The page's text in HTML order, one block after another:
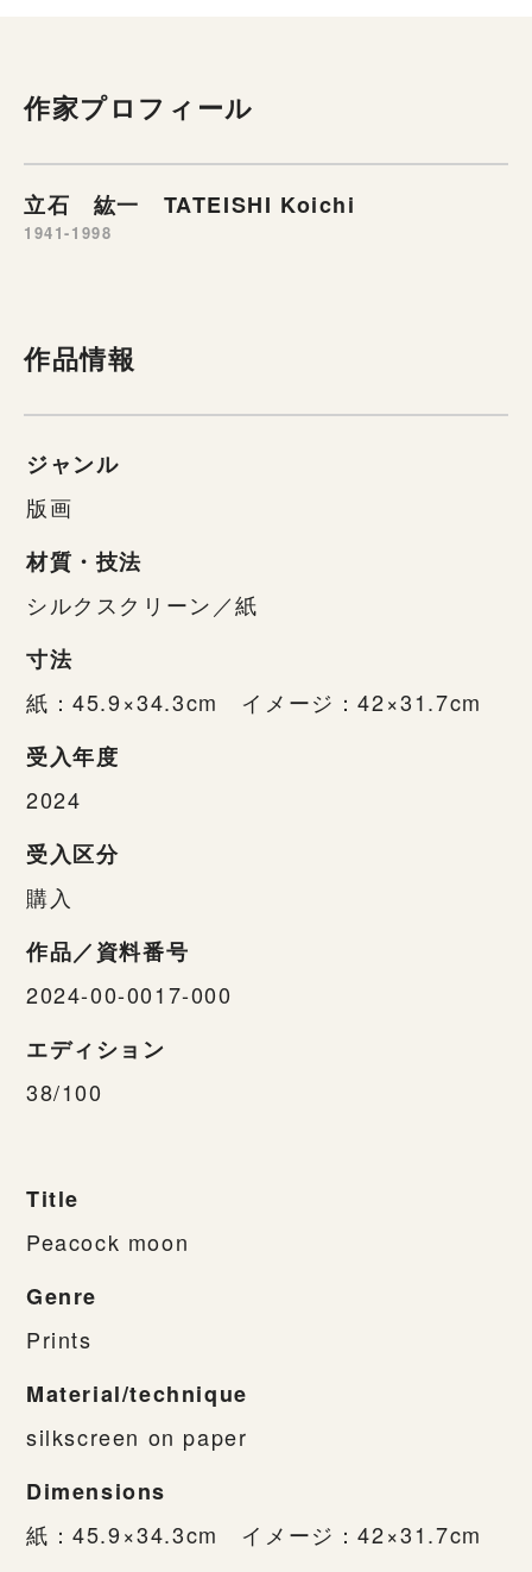
作家プロフィール
立石 紘一 TATEISHI Koichi
1941-1998
作品情報
ジャンル
版画
材質・技法
シルクスクリーン／紙
寸法
紙：45.9×34.3cm イメージ：42×31.7cm
受入年度
2024
受入区分
購入
作品／資料番号
2024-00-0017-000
エディション
38/100
Title
Peacock moon
Genre
Prints
Material/technique
silkscreen on paper
Dimensions
紙：45.9×34.3cm イメージ：42×31.7cm